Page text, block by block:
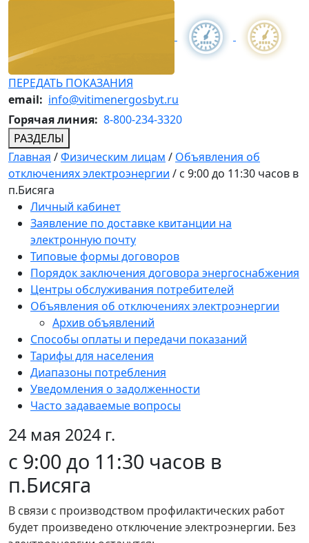
ПЕРЕДАТЬ ПОКАЗАНИЯ
email: info@vitimenergosbyt.ru
Горячая линия: 8-800-234-3320
РАЗДЕЛЫ
Главная /Физическим лицам / Объявления об
отключениях электроэнергии / с 9:00 до 11:30 часов в
п.Бисяга
Личный кабинет
Заявление по доставке квитанции на
электронную почту
Типовые формы договоров
Порядок заключения договора энергоснабжения
Центры обслуживания потребителей
Объявления об отключениях электроэнергии
Архив объявлений
Способы оплаты и передачи показаний
Тарифы для населения
Диапазоны потребления
Уведомления о задолженности
Часто задаваемые вопросы
24 мая 2024 г.
с 9:00 до 11:30 часов в
п.Бисяга
В связи с производством профилактических работ
будет произведено отключение электроэнергии. Без